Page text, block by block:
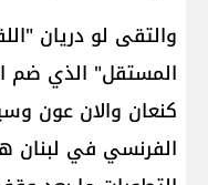
والتقى لو دريان
المستقل" الذي ضم
كنعان والان عون
الفرنسي في لبنان